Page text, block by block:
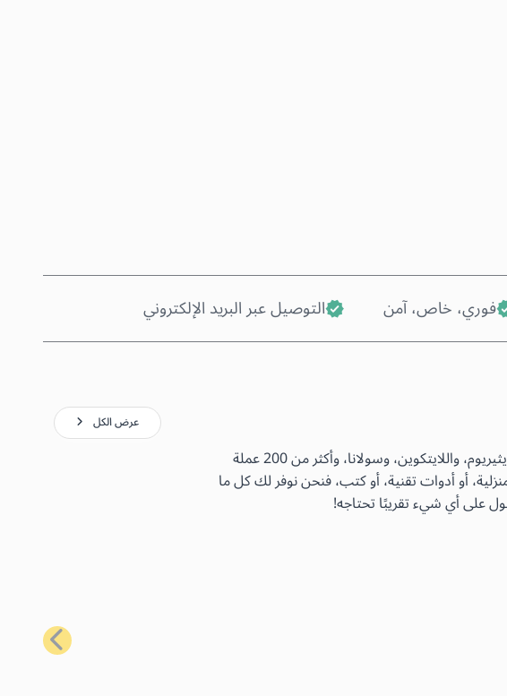
فوري، خاص، آمن التوصيل عبر البريد الإلكتروني
باستخدام بطاقات الهدايا الأكثر شيوعًا لدينا، يمكنك شراء مجموعة واسعة من السلع اليومية باستخدام البيتكوين، والإيثيريوم، واللايتكوين، وسولانا، وأكثر من 200 عملة
أو أدوات تقنية، أو كتب، فنحن نوفر لك كل ما
على أي شيء تقريبًا تحتاجه!
عرض الكل
التالي